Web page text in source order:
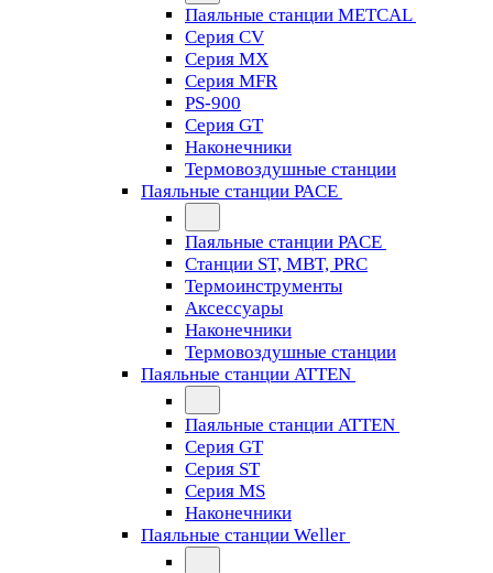
Паяльные станции METCAL
Серия CV
Серия MX
Серия MFR
PS-900
Серия GT
Наконечники
Термовоздушные станции
Паяльные станции PACE
Паяльные станции PACE
Станции ST, MBT, PRC
Термоинструменты
Аксессуары
Наконечники
Термовоздушные станции
Паяльные станции ATTEN
Паяльные станции ATTEN
Серия GT
Серия ST
Серия MS
Наконечники
Паяльные станции Weller